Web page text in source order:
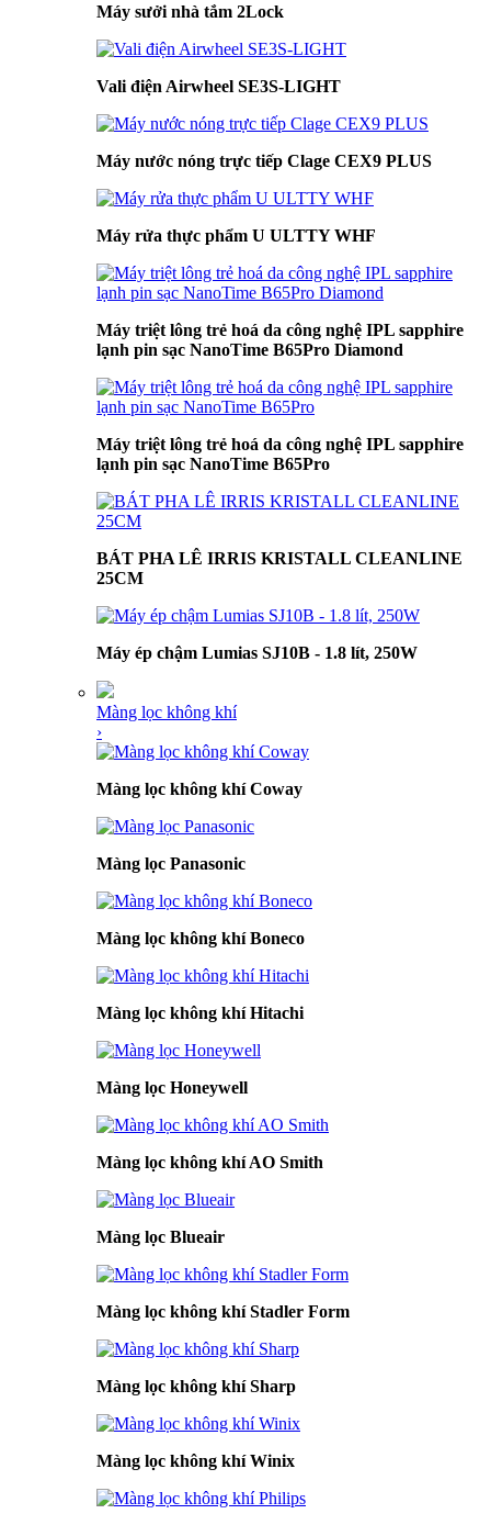
Máy sưởi nhà tắm 2Lock
Vali điện Airwheel SE3S-LIGHT
Máy nước nóng trực tiếp Clage CEX9 PLUS
Máy rửa thực phẩm U ULTTY WHF
Máy triệt lông trẻ hoá da công nghệ IPL sapphire
lạnh pin sạc NanoTime B65Pro Diamond
Máy triệt lông trẻ hoá da công nghệ IPL sapphire
lạnh pin sạc NanoTime B65Pro
BÁT PHA LÊ IRRIS KRISTALL CLEANLINE
25CM
Máy ép chậm Lumias SJ10B - 1.8 lít, 250W
Màng lọc không khí
›
Màng lọc không khí Coway
Màng lọc Panasonic
Màng lọc không khí Boneco
Màng lọc không khí Hitachi
Màng lọc Honeywell
Màng lọc không khí AO Smith
Màng lọc Blueair
Màng lọc không khí Stadler Form
Màng lọc không khí Sharp
Màng lọc không khí Winix